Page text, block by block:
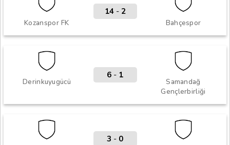
Kozanspor FK Bahçespor
14- 2
Derinkuyugücü
Samandağ
Gençlerbirliği
6 - 1
3 - 0